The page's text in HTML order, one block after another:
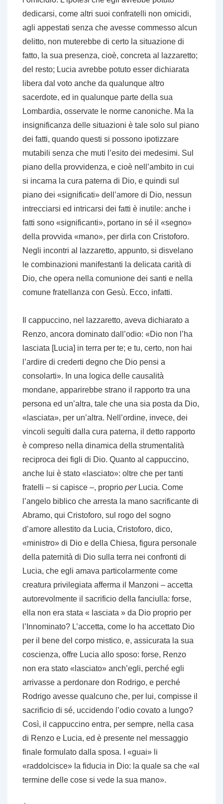
dedicarsi, come altri suoi confratelli non omicidi,
agli appestati senza che avesse commesso alcun
delitto, non muterebbe di certo la situazione di
fatto, la sua presenza, cioè, concreta al lazzaretto;
del resto; Lucia avrebbe potuto esser dichiarata
libera dal voto anche da qualunque altro
sacerdote, ed in qualunque parte della sua
Lombardia, osservate le norme canoniche. Ma la
insignificanza delle situazioni è tale solo sul piano
dei fatti, quando questi si possono ipotizzare
mutabili senza che muti l’esito dei medesimi. Sul
piano della provvidenza, e cioè nell’ambito in cui
si incarna la cura paterna di Dio, e quindi sul
piano dei «significati» dell’amore di Dio, nessun
intrecciarsi ed intricarsi dei fatti è inutile: anche i
fatti sono «significanti», portano in sé il «segno»
della provvida «mano», per dirla con Cristoforo.
Negli incontri al lazzaretto, appunto, si disvelano
le combinazioni manifestanti la delicata carità di
Dio, che opera nella comunione dei santi e nella
comune fratellanza con Gesù. Ecco, infatti.
Il cappuccino, nel lazzaretto, aveva dichiarato a
Renzo, ancora dominato dall’odio: «Dio non l’ha
lasciata [Lucia] in terra per te; e tu, certo, non hai
l’ardire di crederti degno che Dio pensi a
consolarti». In una logica delle causalità
mondane, apparirebbe strano il rapporto tra una
persona ed un’altra, tale che una sia posta da Dio,
«lasciata», per un’altra. Nell’ordine, invece, dei
vincoli seguìti dalla cura paterna, il detto rapporto
è compreso nella dinamica della strumentalità
reciproca dei figli di Dio. Quanto al cappuccino,
anche lui è stato «lasciato»: oltre che per tanti
fratelli – si capisce –, proprio perLucia. Come
l’angelo biblico che arresta la mano sacrificante di
Abramo, qui Cristoforo, sul rogo del sogno
d’amore allestito da Lucia, Cristoforo, dico,
«ministro» di Dio e della Chiesa, figura personale
della paternità di Dio sulla terra nei confronti di
Lucia, che egli amava particolarmente come
creatura privilegiata afferma il Manzoni – accetta
autorevolmente il sacrificio della fanciulla: forse,
ella non era stata « lasciata » da Dio proprio per
l’Innominato? L’accetta, come lo ha accettato Dio
per il bene del corpo mistico, e, assicurata la sua
coscienza, offre Lucia allo sposo: forse, Renzo
non era stato «lasciato» anch’egli, perché egli
arrivasse a perdonare don Rodrigo, e perché
Rodrigo avesse qualcuno che, per lui, compisse il
sacrificio di sé, uccidendo l’odio covato a lungo?
Così, il cappuccino entra, per sempre, nella casa
di Renzo e Lucia, ed è presente nel messaggio
finale formulato dalla sposa. I «guai» li
«raddolcisce» la fiducia in Dio: la quale sa che «al
termine delle cose si vede la sua mano».